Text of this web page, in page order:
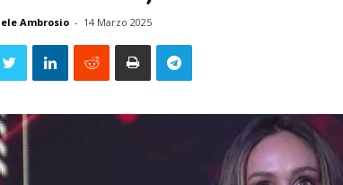
Ambrosio - 14 Marzo 2025